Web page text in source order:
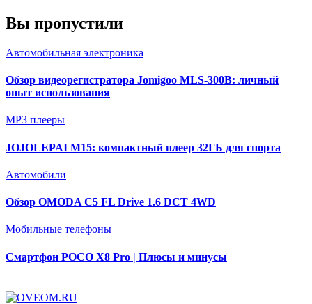
Вы пропустили
Автомобильная электроника
Обзор видеорегистратора Jomigoo MLS-300B: личный
опыт использования
MP3 плееры
JOJOLEPAI M15: компактный плеер 32ГБ для спорта
Автомобили
Обзор OMODA C5 FL Drive 1.6 DCT 4WD
Мобильные телефоны
Смартфон POCO X8 Pro | Плюсы и минусы